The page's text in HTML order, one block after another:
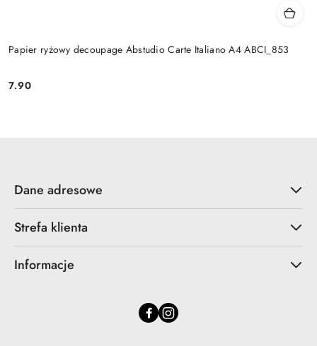
Papier ryżowy decoupage Abstudio Carte Italiano A4 ABCI_853
Cena:
7.90
Dane adresowe
Strefa klienta
Informacje